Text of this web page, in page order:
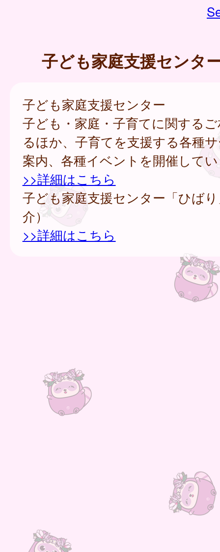
子ども家庭支援センタ
子ども家庭支援センター
子ども・家庭・子育てに関する
るほか、子育てを支援する各種
案内、各種イベントを開催して
>>詳細はこちら
子ども家庭支援センター「ひば
介）
>>詳細はこちら